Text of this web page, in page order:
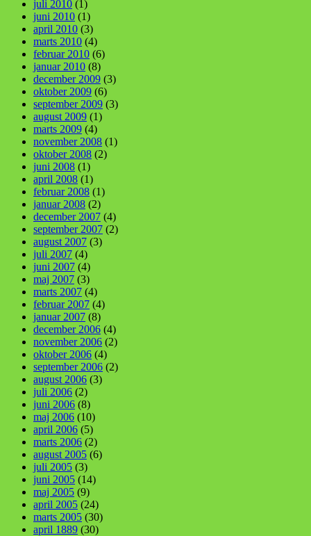
juli 2010 (1)
juni 2010 (1)
april 2010 (3)
marts 2010 (4)
februar 2010 (6)
januar 2010 (8)
december 2009 (3)
oktober 2009 (6)
september 2009 (3)
august 2009 (1)
marts 2009 (4)
november 2008 (1)
oktober 2008 (2)
juni 2008 (1)
april 2008 (1)
februar 2008 (1)
januar 2008 (2)
december 2007 (4)
september 2007 (2)
august 2007 (3)
juli 2007 (4)
juni 2007 (4)
maj 2007 (3)
marts 2007 (4)
februar 2007 (4)
januar 2007 (8)
december 2006 (4)
november 2006 (2)
oktober 2006 (4)
september 2006 (2)
august 2006 (3)
juli 2006 (2)
juni 2006 (8)
maj 2006 (10)
april 2006 (5)
marts 2006 (2)
august 2005 (6)
juli 2005 (3)
juni 2005 (14)
maj 2005 (9)
april 2005 (24)
marts 2005 (30)
april 1889 (30)